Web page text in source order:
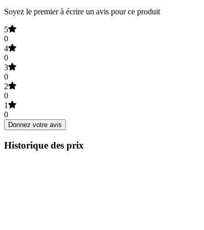
Soyez le premier à écrire un avis pour ce produit
5
0
4
0
3
0
2
0
1
0
Donnez votre avis
Historique des prix